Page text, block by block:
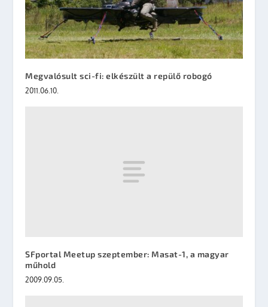
Megvalósult sci-fi: elkészült a repülő robogó
2011.06.10.
SFportal Meetup szeptember: Masat-1, a magyar
műhold
2009.09.05.